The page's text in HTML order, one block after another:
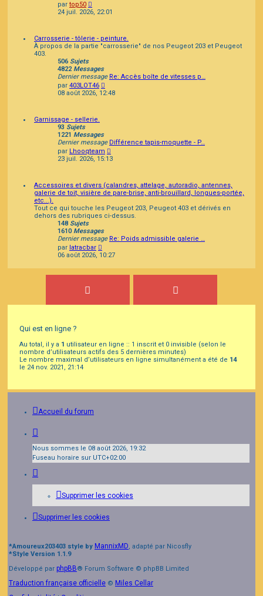
par top50
le
dernier
24 juil. 2026, 22:01
Carrosserie - tôlerie - peinture.
À propos de la partie "carrosserie" de nos Peugeot 203 et Peugeot
403.
506 Sujets
4822Messages
Dernier message Re: Accès boîte de vitesses p…
par 403LOT46
le
08 août 2026, 12:48
Garnissage - sellerie.
93 Sujets
1221 Messages
Dernier message Différence tapis-moquette - P…
par Lhooqteam
le
23 juil. 2026, 15:13
Accessoires et divers (calandres, attelage, autoradio, antennes,
galerie de toit, visière de pare-brise, anti-brouillard, longues-portée,
etc...).
Tout ce qui touche les Peugeot 203, Peugeot 403 et dérivés en
dehors des rubriques ci-dessus.
148 Sujets
1610Messages
Dernier message Re: Poids admissible galerie …
par latracbar
le
message
06 août 2026, 10:27
Qui est en ligne ?
Au total, il y a 1 utilisateur en ligne :: 1 inscrit et 0 invisible (selon le
nombre d’utilisateurs actifs des 5 dernières minutes)
Le nombre maximal d’utilisateurs en ligne simultanément a été de 14
le 24 nov. 2021, 21:14
Accueil du forum
Nous sommes le 08 août 2026, 19:32
Fuseau horaire sur UTC+02:00
Supprimer les cookies
Supprimer les cookies
*Amoureux203403 style by MannixMD, adapté par Nicosfly
*Style Version 1.1.9
Développé par phpBB® Forum Software © phpBB Limited
Traduction française officielle © Miles Cellar